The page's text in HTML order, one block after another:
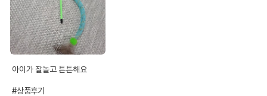
아이가 잘놀고 튼튼해요
#상품후기